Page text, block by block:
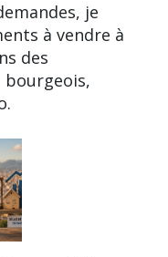
je
à vendre à
des
bourgeois,